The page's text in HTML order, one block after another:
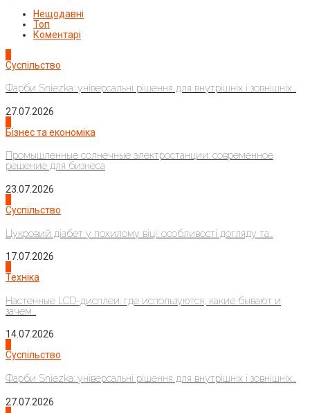
Нещодавні
Топ
Коментарі
Суспільство
Фарби Sniezka: універсальні рішення для внутрішніх і зовнішніх...
27.07.2026
Бізнес та економіка
Промышленные солнечные электростанции: современное
решение для бизнеса
23.07.2026
Суспільство
Цукровий діабет у похилому віці: особливості догляду та...
17.07.2026
Техніка
Настенные LCD-дисплеи: где используются, какие бывают и
зачем...
14.07.2026
Суспільство
Фарби Sniezka: універсальні рішення для внутрішніх і зовнішніх...
27.07.2026